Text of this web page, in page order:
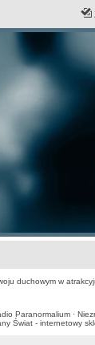
Paranormalium·
Świat - internetowy